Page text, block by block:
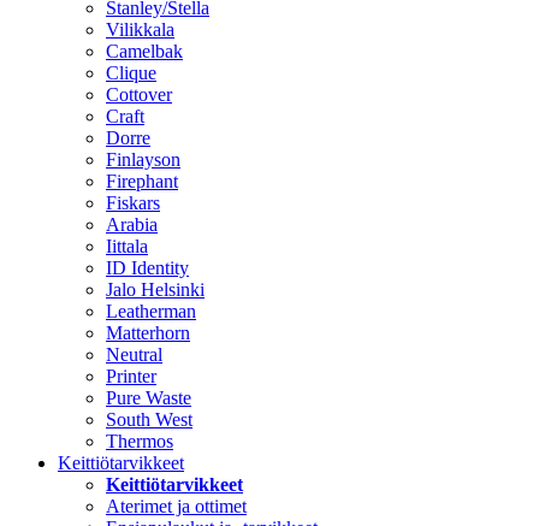
Stanley/Stella
Vilikkala
Camelbak
Clique
Cottover
Craft
Dorre
Finlayson
Firephant
Fiskars
Arabia
Iittala
ID Identity
Jalo Helsinki
Leatherman
Matterhorn
Neutral
Printer
Pure Waste
South West
Thermos
Keittiötarvikkeet
Keittiötarvikkeet
Aterimet ja ottimet